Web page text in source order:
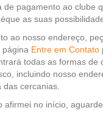
de pagamento ao clube
as suas
ao nosso endereço,
página Entre em Contato
todas as formas de
incluindo nosso
das cercanias.
afirmei no início,